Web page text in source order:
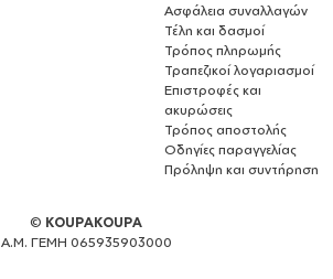
Ασφάλεια συναλλαγών
Τέλη και δασμοί
Τρόπος πληρωμής
Τραπεζικοί λογαριασμοί
Επιστροφές και
ακυρώσεις
Τρόπος αποστολής
Οδηγίες παραγγελίας
Πρόληψη και συντήρηση
© KOUPAKOUPA
Α.Μ. ΓΕΜΗ 065935903000